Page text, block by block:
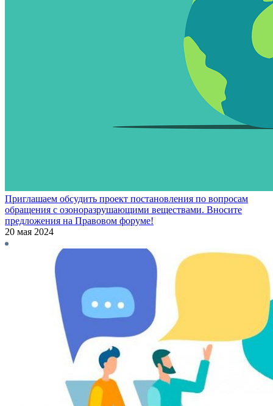
Приглашаем обсудить проект постановления по вопросам
обращения с озоноразрушающими веществами. Вносите
предложения на Правовом форуме!
20 мая 2024